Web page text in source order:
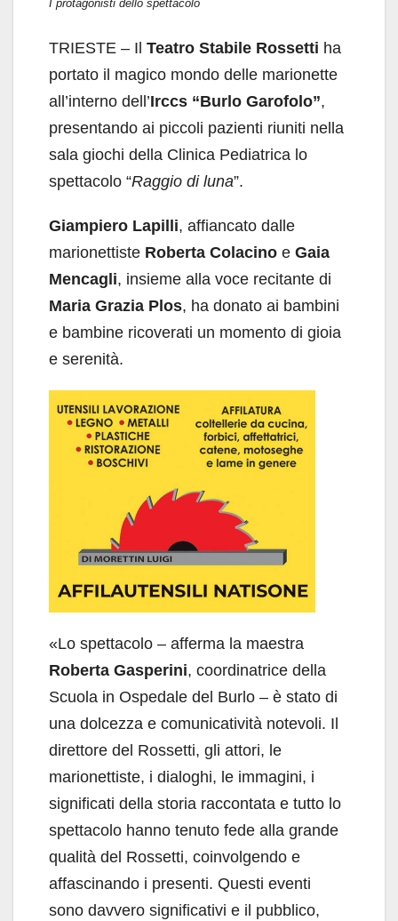
I protagonisti dello spettacolo
TRIESTE – Il Teatro Stabile Rossetti ha
portato il magico mondo delle marionette
all’interno dell’Irccs “Burlo Garofolo”,
presentando ai piccoli pazienti riuniti nella
sala giochi della Clinica Pediatrica lo
spettacolo “Raggio di luna”.
Giampiero Lapilli, affiancato dalle
marionettiste Roberta Colacino e Gaia
Mencagli, insieme alla voce recitante di
Maria Grazia Plos, ha donato ai bambini
e bambine ricoverati un momento di gioia
e serenità.
«Lo spettacolo – afferma la maestra
Roberta Gasperini, coordinatrice della
Scuola in Ospedale del Burlo – è stato di
una dolcezza e comunicatività notevoli. Il
direttore del Rossetti, gli attori, le
marionettiste, i dialoghi, le immagini, i
significati della storia raccontata e tutto lo
spettacolo hanno tenuto fede alla grande
qualità del Rossetti, coinvolgendo e
affascinando i presenti. Questi eventi
sono davvero significativi e il pubblico,